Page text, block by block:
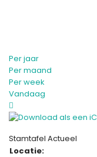
Per jaar
Per maand
Per week
Vandaag
Stamtafel Actueel
Locatie: